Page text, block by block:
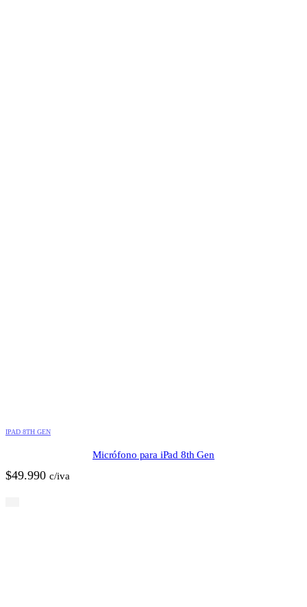
IPAD 8TH GEN
Micrófono para iPad 8th Gen
$49.990 c/iva